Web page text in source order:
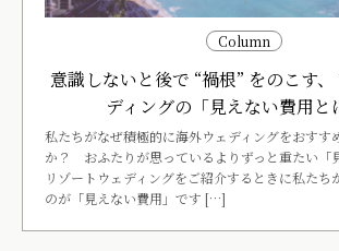
Column
意識しないと後で “禍根” をのこす
ディングの「見えない費用と
私たちがなぜ積極的に海外ウェディングをおすす
か？ おふたりが思っているよりずっと重たい「
リゾートウェディングをご紹介するときに私たち
のが「見えない費用」です […]